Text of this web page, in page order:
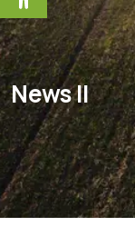
News II